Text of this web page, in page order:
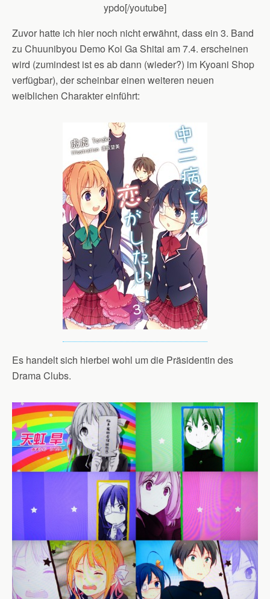
ypdo[/youtube]
Zuvor hatte ich hier noch nicht erwähnt, dass ein 3. Band
zu Chuunibyou Demo Koi Ga Shitai am 7.4. erscheinen
wird (zumindest ist es ab dann (wieder?) im Kyoani Shop
verfügbar), der scheinbar einen weiteren neuen
weiblichen Charakter einführt:
Es handelt sich hierbei wohl um die Präsidentin des
Drama Clubs.